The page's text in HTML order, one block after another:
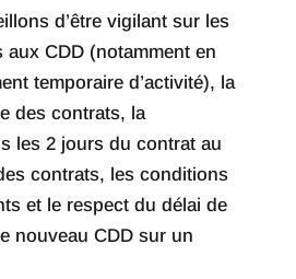
d’être vigilant sur les
CDD (notamment en
temporaire d’activité), la
des contrats, la
les 2 jours du contrat au
contrats, les conditions
et le respect du délai de
nouveau CDD sur un